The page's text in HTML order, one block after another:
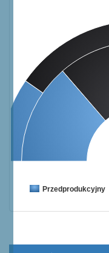
Przedprodukcyjny